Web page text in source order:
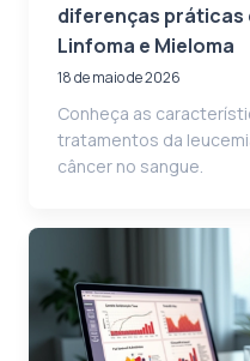
diferenças práticas
Linfoma e Mieloma
18 de maio de 2026
Conheça as
tratamentos da
câncer no sangue.